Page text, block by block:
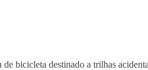
bicicleta destinado a trilhas